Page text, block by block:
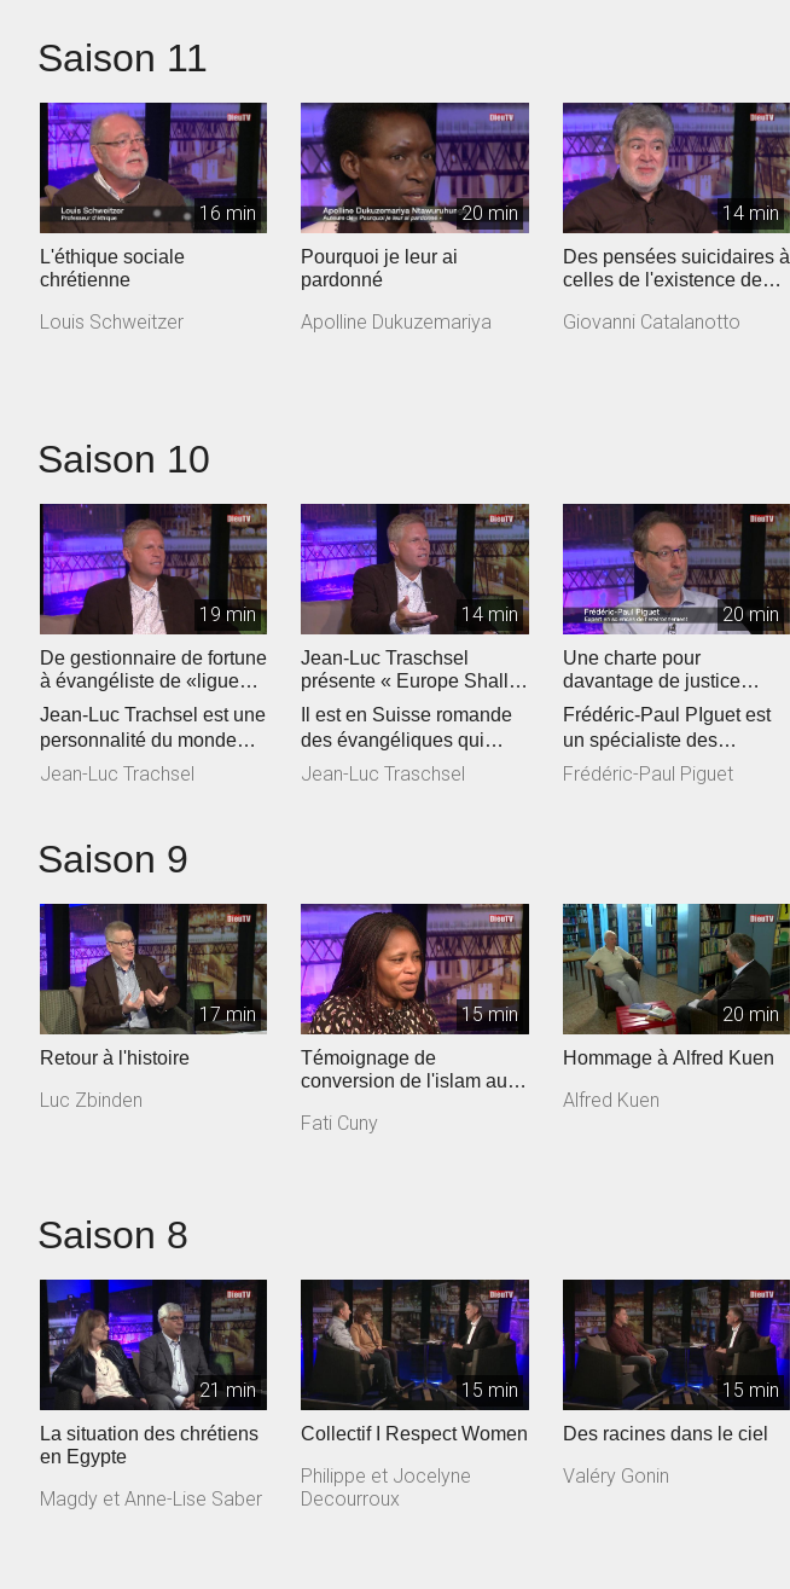
Saison 11
16 min
L'éthique sociale
chrétienne
Louis Schweitzer
20 min
Pourquoi je leur ai
pardonné
Apolline Dukuzemariya
14 min
Des pensées suicidaires à
celles de l'existence de
Giovanni Catalanotto
Saison 10
19 min
De gestionnaire de fortune
à évangéliste de «ligue
européenne"
Jean-Luc Trachsel est une
personnalité du monde
évangélique de Suisse
Jean-Luc Trachsel
14 min
Jean-Luc Traschsel
présente « Europe Shall
Be Saved »
Il est en Suisse romande
des évangéliques qui
voient grand. Jean-Luc
Jean-Luc Traschsel
20 min
Une charte pour
davantage de justice
climatique en Eglise
Frédéric-Paul PIguet est
un spécialiste des
questions
environnementales. Il a...
Frédéric-Paul Piguet
Saison 9
17 min
Retour à l'histoire
Luc Zbinden
15 min
Témoignage de
conversion de l'islam au
Fati Cuny
20 min
Hommage à Alfred Kuen
Alfred Kuen
Saison 8
21 min
La situation des chrétiens
en Egypte
Magdy et Anne-Lise Saber
15 min
Collectif I Respect Women
Philippe et Jocelyne
Decourroux
15 min
Des racines dans le ciel
Valéry Gonin